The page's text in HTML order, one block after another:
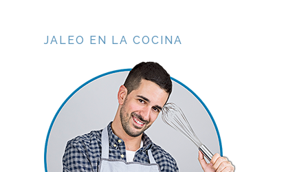
JALEO EN LA COCINA